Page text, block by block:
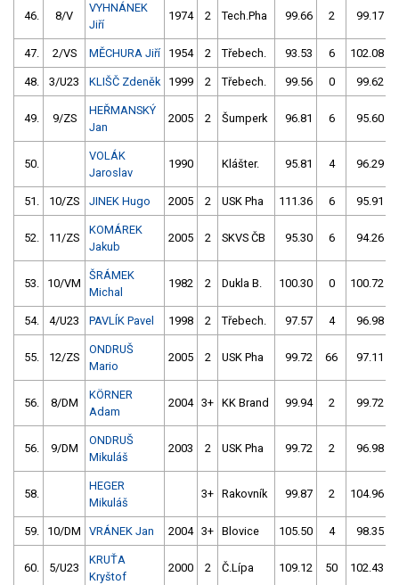
46. 8/V
VYHNÁNEK
Jiří
1974 2 Tech.Pha 99.66 2 99.17
47. 2/VS MĚCHURA Jiří 1954 2 Třebech. 93.53 6 102.08
48. 3/U23 KLIŠČ Zdeněk 1999 2 Třebech. 99.56 0 99.62
49. 9/ZS
HEŘMANSKÝ
Jan
2005 2 Šumperk 96.81 6 95.60
50.
VOLÁK
Jaroslav
1990 Klášter. 95.81 4 96.29
51. 10/ZS JINEK Hugo 2005 2 USK Pha 111.36 6 95.91
52. 11/ZS
KOMÁREK
Jakub
2005 2 SKVS ČB 95.30 6 94.26
53. 10/VM
ŠRÁMEK
Michal
1982 2 Dukla B. 100.30 0 100.72
54. 4/U23 PAVLÍK Pavel 1998 2 Třebech. 97.57 4 96.98
55. 12/ZS
ONDRUŠ
Mario
2005 2 USK Pha 99.72 66 97.11
56. 8/DM
KÖRNER
Adam
2004 3+ KK Brand 99.94 2 99.72
56. 9/DM
ONDRUŠ
Mikuláš
2003 2 USK Pha 99.72 2 96.98
58.
HEGER
Mikuláš
3+ Rakovník 99.87 2 104.96
59. 10/DM VRÁNEK Jan 2004 3+ Blovice 105.50 4 98.35
60. 5/U23
KRUŤA
Kryštof
2000 2 Č.Lípa 109.12 50 102.43